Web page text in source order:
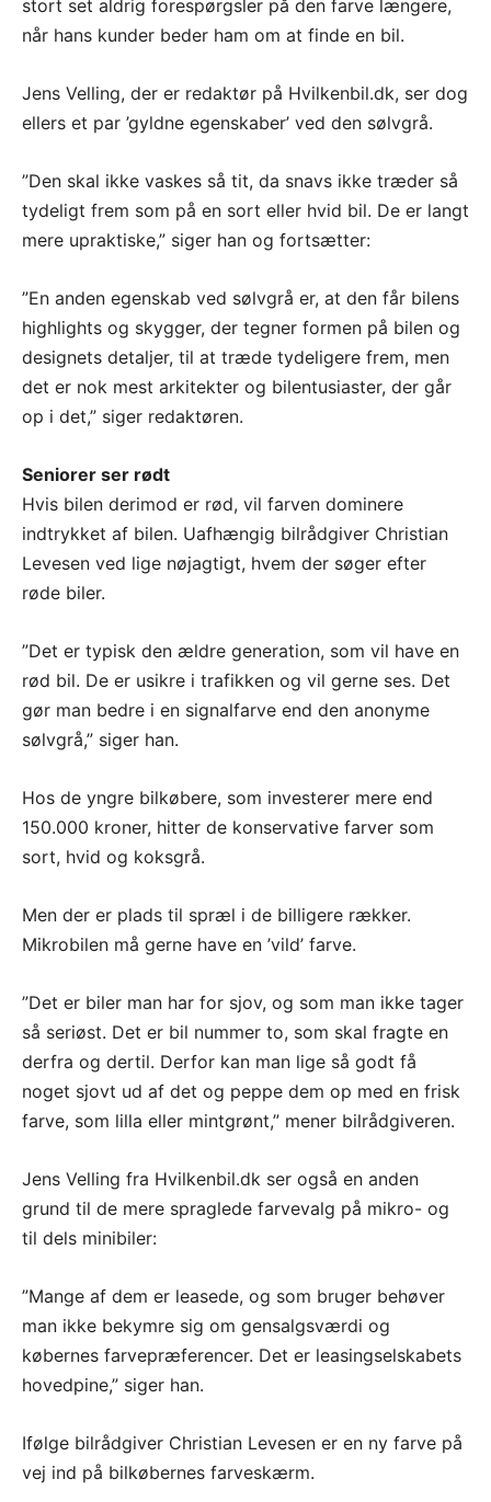
stort set aldrig forespørgsler på den farve længere,
når hans kunder beder ham om at finde en bil.
Jens Velling, der er redaktør på Hvilkenbil.dk, ser dog
ellers et par ’gyldne egenskaber’ ved den sølvgrå.
”Den skal ikke vaskes så tit, da snavs ikke træder så
tydeligt frem som på en sort eller hvid bil. De er langt
mere upraktiske,” siger han og fortsætter:
”En anden egenskab ved sølvgrå er, at den får bilens
highlights og skygger, der tegner formen på bilen og
designets detaljer, til at træde tydeligere frem, men
det er nok mest arkitekter og bilentusiaster, der går
op i det,” siger redaktøren.
Seniorer ser rødt
Hvis bilen derimod er rød, vil farven dominere
indtrykket af bilen. Uafhængig bilrådgiver Christian
Levesen ved lige nøjagtigt, hvem der søger efter
røde biler.
”Det er typisk den ældre generation, som vil have en
rød bil. De er usikre i trafikken og vil gerne ses. Det
gør man bedre i en signalfarve end den anonyme
sølvgrå,” siger han.
Hos de yngre bilkøbere, som investerer mere end
150.000 kroner, hitter de konservative farver som
sort, hvid og koksgrå.
Men der er plads til spræl i de billigere rækker.
Mikrobilen må gerne have en ’vild’ farve.
”Det er biler man har for sjov, og som man ikke tager
så seriøst. Det er bil nummer to, som skal fragte en
derfra og dertil. Derfor kan man lige så godt få
noget sjovt ud af det og peppe dem op med en frisk
farve, som lilla eller mintgrønt,” mener bilrådgiveren.
Jens Velling fra Hvilkenbil.dk ser også en anden
grund til de mere spraglede farvevalg på mikro- og
til dels minibiler:
”Mange af dem er leasede, og som bruger behøver
man ikke bekymre sig om gensalgsværdi og
købernes farvepræferencer. Det er leasingselskabets
hovedpine,” siger han.
Ifølge bilrådgiver Christian Levesen er en ny farve på
vej ind på bilkøbernes farveskærm.